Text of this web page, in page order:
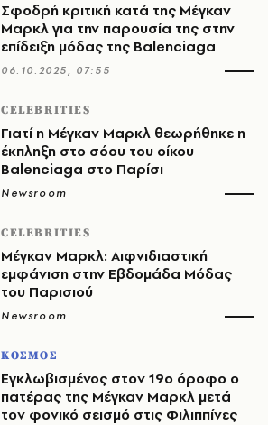
Σφοδρή κριτική κατά της Μέγκαν
Μαρκλ για την παρουσία της στην
επίδειξη μόδας της Balenciaga
06.10.2025, 07:55
CELEBRITIES
Γιατί η Μέγκαν Μαρκλ θεωρήθηκε η
έκπληξη στο σόου του οίκου
Balenciaga στο Παρίσι
Newsroom
CELEBRITIES
Μέγκαν Μαρκλ: Αιφνιδιαστική
εμφάνιση στην Εβδομάδα Μόδας
του Παρισιού
Newsroom
ΚΟΣΜΟΣ
Εγκλωβισμένος στον 19ο όροφο ο
πατέρας της Μέγκαν Μαρκλ μετά
τον φονικό σεισμό στις Φιλιππίνες